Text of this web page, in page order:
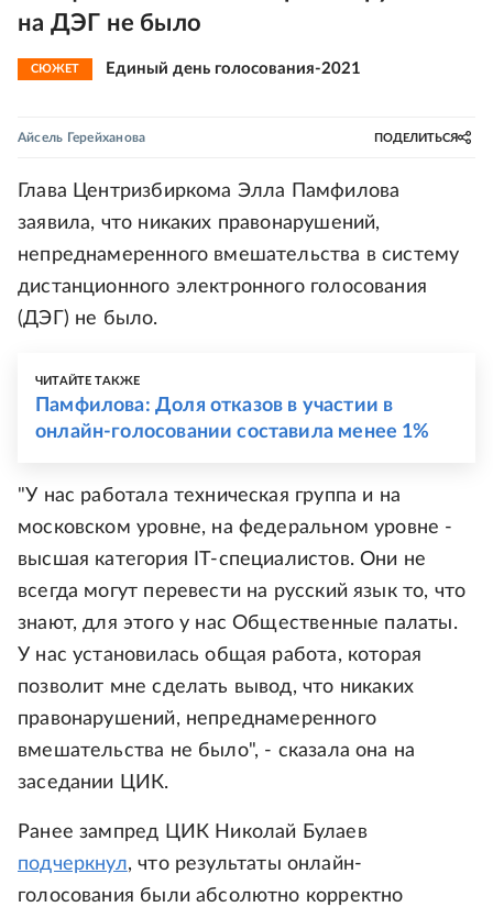
на ДЭГ не было
СЮЖЕТ Единый день голосования-2021
Айсель Герейханова ПОДЕЛИТЬСЯ
Глава Центризбиркома Элла Памфилова
заявила, что никаких правонарушений,
непреднамеренного вмешательства в систему
дистанционного электронного голосования
(ДЭГ) не было.
ЧИТАЙТЕ ТАКЖЕ
Памфилова: Доля отказов в участии в
онлайн-голосовании составила менее 1%
"У нас работала техническая группа и на
московском уровне, на федеральном уровне -
высшая категория IT-специалистов. Они не
всегда могут перевести на русский язык то, что
знают, для этого у нас Общественные палаты.
У нас установилась общая работа, которая
позволит мне сделать вывод, что никаких
правонарушений, непреднамеренного
вмешательства не было", - сказала она на
заседании ЦИК.
Ранее зампред ЦИК Николай Булаев
подчеркнул, что результаты онлайн-
голосования были абсолютно корректно